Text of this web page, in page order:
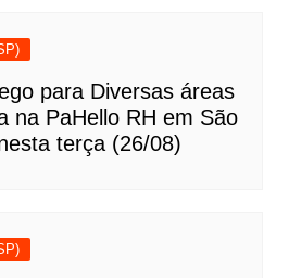
para Diversas áreas
na PaHello RH em São
terça (26/08)